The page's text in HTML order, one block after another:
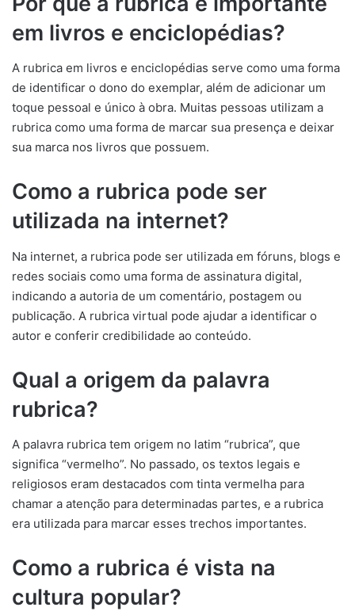
em livros e enciclopédias?
A rubrica em livros e enciclopédias serve como uma forma
de identificar o dono do exemplar, além de adicionar um
toque pessoal e único à obra. Muitas pessoas utilizam a
rubrica como uma forma de marcar sua presença e deixar
sua marca nos livros que possuem.
Como a rubrica pode ser
utilizada na internet?
Na internet, a rubrica pode ser utilizada em fóruns, blogs e
redes sociais como uma forma de assinatura digital,
indicando a autoria de um comentário, postagem ou
publicação. A rubrica virtual pode ajudar a identificar o
autor e conferir credibilidade ao conteúdo.
Qual a origem da palavra
rubrica?
A palavra rubrica tem origem no latim “rubrica”, que
significa “vermelho”. No passado, os textos legais e
religiosos eram destacados com tinta vermelha para
chamar a atenção para determinadas partes, e a rubrica
era utilizada para marcar esses trechos importantes.
Como a rubrica é vista na
cultura popular?